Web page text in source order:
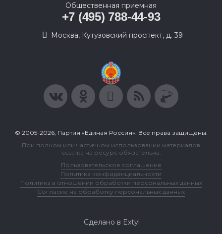
Общественная приемная
+7 (495) 788-44-93
Москва, Кутузовский проспект, д. 39
© 2005-2026, Партия «Единая Россия». Все права защищены.
При полном или частичном использовании материалов
ссылка на ресурс обязательна.
Пользовательское соглашение
Политика конфиденциальности
Политика в отношении обработки персональных данных
Согласие на обработку персональных данных
Сделано в Extyl